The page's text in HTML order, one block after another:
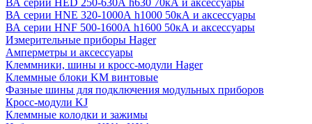
ВА серии HED 250-630А h630 70кА и аксессуары
ВА серии HNE 320-1000А h1000 50кА и аксессуары
ВА серии HNF 500-1600А h1600 50кА и аксессуары
Измерительные приборы Hager
Амперметры и аксессуары
Клеммники, шины и кросс-модули Hager
Клеммные блоки KM винтовые
Фазные шины для подключения модульных приборов
Кросс-модули KJ
Клеммные колодки и зажимы